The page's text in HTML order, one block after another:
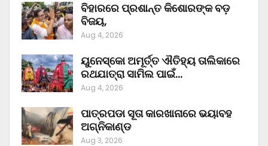
ବିହାରରେ ପ୍ରଶାନ୍ତ କିଶୋରଙ୍କ ବଡ଼
ବିଜୟ,
Aug 4, 2026
ୟୁନେସ୍କୋ ଅମୂର୍ତ୍ତ ଐତିହ୍ୟ ତାଲିକାରେ
ରଥଯାତ୍ରା ସାମିଲ ପାଇଁ…
Aug 4, 2026
ପାତ୍ରପଡା ସୂତା କାରଖାନାରେ ଭୟାବହ
ଅଗ୍ନିକାଣ୍ଡ
Aug 3, 2026